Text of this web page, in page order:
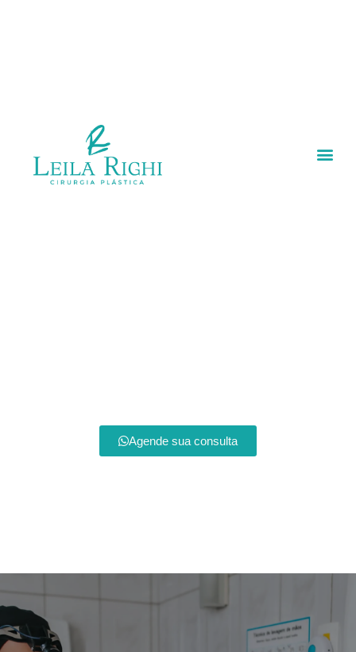
Agende sua consulta